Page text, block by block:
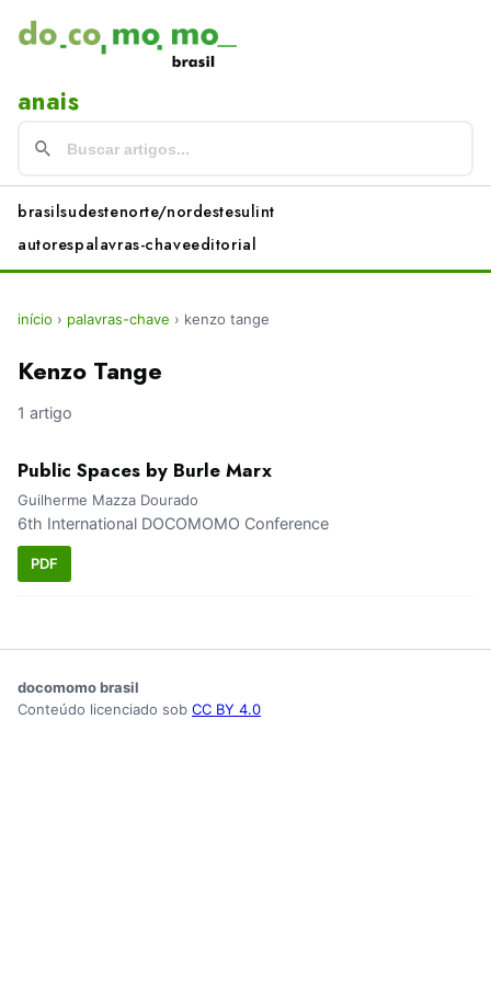
anais
brasilsudestenorte/nordestesulint
autorespalavras-chaveeditorial
início › palavras-chave › kenzo tange
Kenzo Tange
1 artigo
Public Spaces by Burle Marx
Guilherme Mazza Dourado
6th International DOCOMOMO Conference
PDF
docomomo brasil
Conteúdo licenciado sob CC BY 4.0